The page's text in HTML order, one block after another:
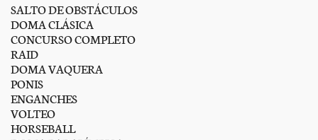
SALTO DE OBSTÁCULOS
DOMA CLÁSICA
CONCURSO COMPLETO
RAID
DOMA VAQUERA
PONIS
ENGANCHES
VOLTEO
HORSEBALL